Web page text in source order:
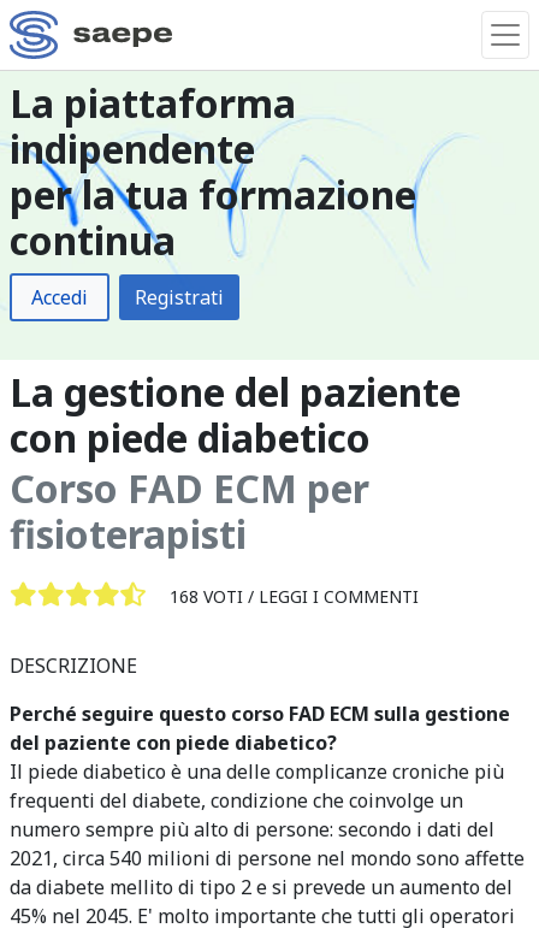
La piattaforma
indipendente
per la tua formazione
continua
Accedi Registrati
La gestione del paziente
con piede diabetico
Corso FAD ECM per
fisioterapisti
168 VOTI / LEGGI I COMMENTI
DESCRIZIONE
Perché seguire questo corso FAD ECM sulla gestione
del paziente con piede diabetico?
Il piede diabetico è una delle complicanze croniche più
frequenti del diabete, condizione che coinvolge un
numero sempre più alto di persone: secondo i dati del
2021, circa 540 milioni di persone nel mondo sono affette
da diabete mellito di tipo 2 e si prevede un aumento del
45% nel 2045. E' molto importante che tutti gli operatori